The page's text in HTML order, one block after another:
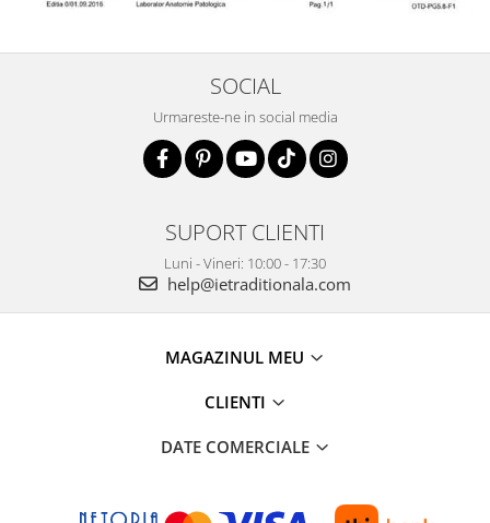
SOCIAL
Urmareste-ne in social media
SUPORT CLIENTI
Luni - Vineri: 10:00 - 17:30
help@ietraditionala.com
MAGAZINUL MEU
CLIENTI
DATE COMERCIALE